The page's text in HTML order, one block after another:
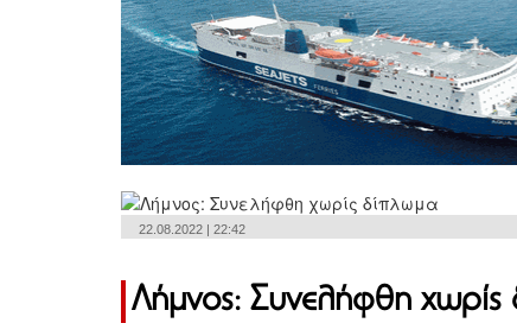
22.08.2022 | 22:42
Λήμνος: Συνελήφθη χωρίς